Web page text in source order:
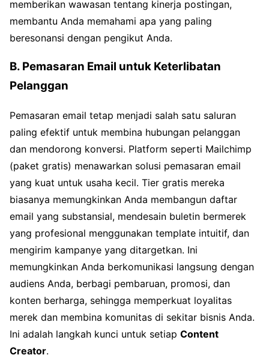
memberikan wawasan tentang kinerja postingan,
membantu Anda memahami apa yang paling
beresonansi dengan pengikut Anda.
B. Pemasaran Email untuk Keterlibatan
Pelanggan
Pemasaran email tetap menjadi salah satu saluran
paling efektif untuk membina hubungan pelanggan
dan mendorong konversi. Platform seperti Mailchimp
(paket gratis) menawarkan solusi pemasaran email
yang kuat untuk usaha kecil. Tier gratis mereka
biasanya memungkinkan Anda membangun daftar
email yang substansial, mendesain buletin bermerek
yang profesional menggunakan template intuitif, dan
mengirim kampanye yang ditargetkan. Ini
memungkinkan Anda berkomunikasi langsung dengan
audiens Anda, berbagi pembaruan, promosi, dan
konten berharga, sehingga memperkuat loyalitas
merek dan membina komunitas di sekitar bisnis Anda.
Ini adalah langkah kunci untuk setiap Content
Creator.